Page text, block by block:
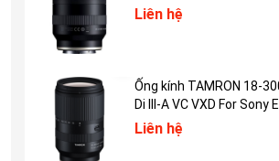
Liên hệ
Ống kính TAMRON 18-300mm F3.5-6.3
Di III-A VC VXD For Sony E
Liên hệ